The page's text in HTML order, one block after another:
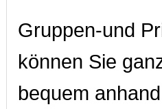
Gruppen-und
können Sie
bequem